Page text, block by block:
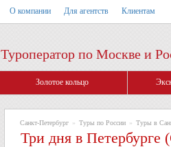
О компании Для агентств Клиентам
Туроператор по Москве и
Золотое кольцо
Санкт-Петербург » Туры по России » Туры в
Три дня в Петербурге